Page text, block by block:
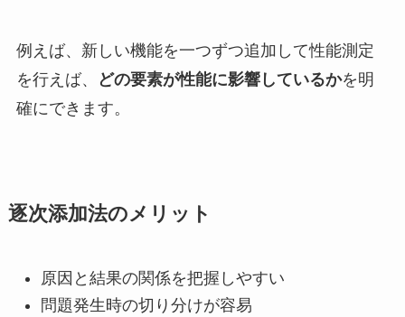
例えば、新しい機能を一つずつ追加して性能測定
を行えば、
どの要素が性能に影響しているかを明
確にできます。
逐次添加法のメリット
原因と結果の関係を把握しやすい
問題発生時の切り分けが容易